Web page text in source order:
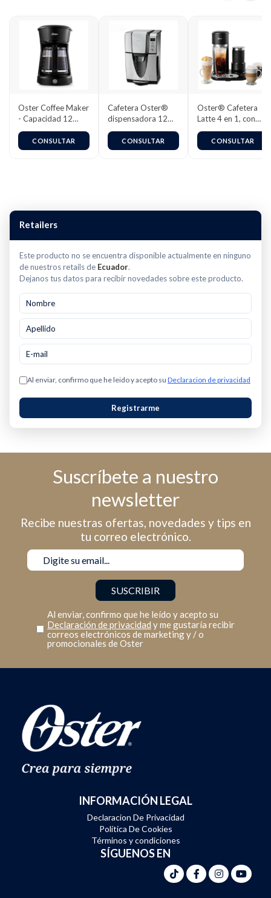
Oster Coffee Maker
- Capacidad 12
Tazas
CONSULTAR
Cafetera Oster®
dispensadora 12
tazas programable
CONSULTAR
Oster® Cafetera
Latte 4 en 1, con
espumador, para
Café Helado,
Granizado o
CONSULTAR
Retailers
Este producto no se encuentra disponible actualmente en ninguno
de nuestros retails de Ecuador.
Dejanos tus datos para recibir novedades sobre este producto.
Al enviar, confirmo que he leido y acepto su Declaracion de privacidad
Registrarme
Suscríbete a nuestro
newsletter
Recibe nuestras ofertas, novedades y tips en
tu correo electrónico.
Al enviar, confirmo que he leído y acepto su
Declaración de privacidad y me gustaría recibir
correos electrónicos de marketing y / o
promocionales de Oster
INFORMACIÓN LEGAL
Declaracion De Privacidad
Política De Cookies
Términos y condiciones
SÍGUENOS EN